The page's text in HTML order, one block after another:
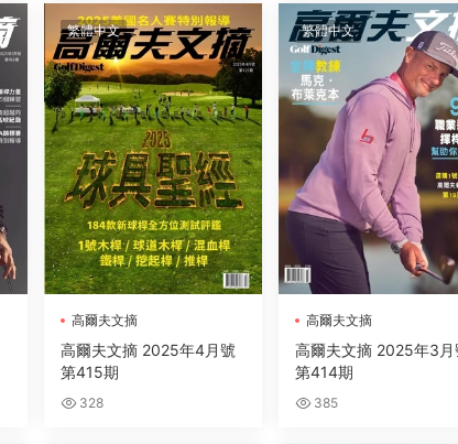
繁體中文
高爾夫文摘
高爾夫文摘 2025年4月號
第415期
328
繁體中文
高爾夫文摘
高爾夫文摘 2025年3月
第414期
385